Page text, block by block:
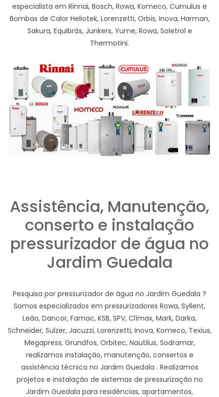
especialista em Rinnai, Bosch, Rowa, Komeco, Cumulus e
Bombas de Calor Heliotek, Lorenzetti, Orbis, Inova, Harman,
Sakura, Equibrás, Junkers, Yume, Rowa, Soletrol e
Thermotini.
Assistência, Manutenção,
conserto e instalação
pressurizador de água no
Jardim Guedala
Pesquisa por pressurizador de água no Jardim Guedala ?
Somos especializados em pressurizadores Rowa, Syllent,
Leão, Dancor, Famac, KSB, SPV, Clímax, Mark, Darka,
Schneider, Sulzer, Jacuzzi, Lorenzetti, Inova, Komeco, Texius,
Megapress, Grundfos, Orbitec, Nautilus, Sodramar,
realizamos instalação, manutenção, consertos e
assistência técnica no Jardim Guedala . Realizamos
projetos e instalação de sistemas de pressurização no
Jardim Guedala para residências, apartamentos,